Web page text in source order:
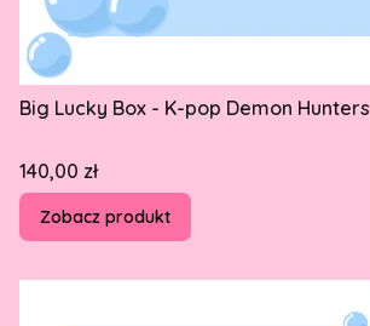
Big Lucky Box - K-pop Demon Hunters
Cena
140,00 zł
Zobacz produkt